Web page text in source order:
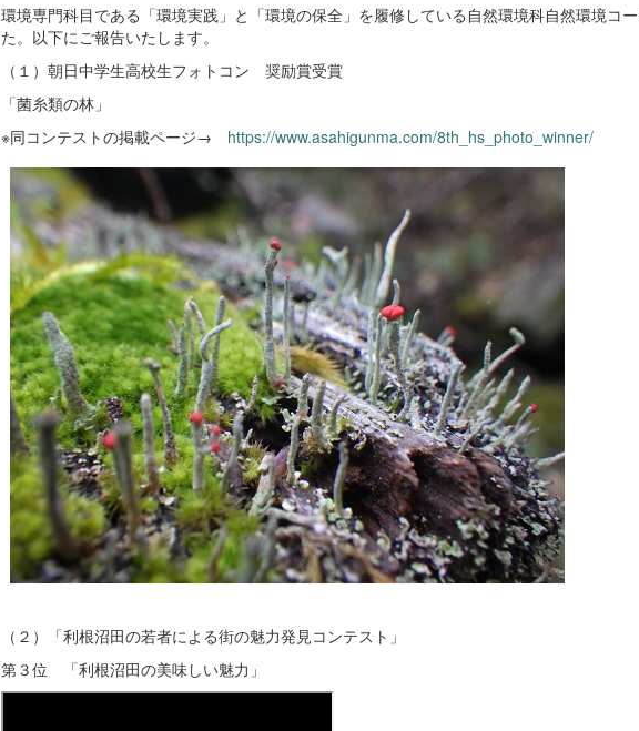
環境専門科目である「環境実践」と「環境の保全」を履修している自然環境科自然環境コ
た。以下にご報告いたします。
（１）朝日中学生高校生フォトコン 奨励賞受賞
「菌糸類の林」
※同コンテストの掲載ページ→ https://www.asahigunma.com/8th_hs_photo_winner/
（２）「利根沼田の若者による街の魅力発見コンテスト」
第３位 「利根沼田の美味しい魅力」